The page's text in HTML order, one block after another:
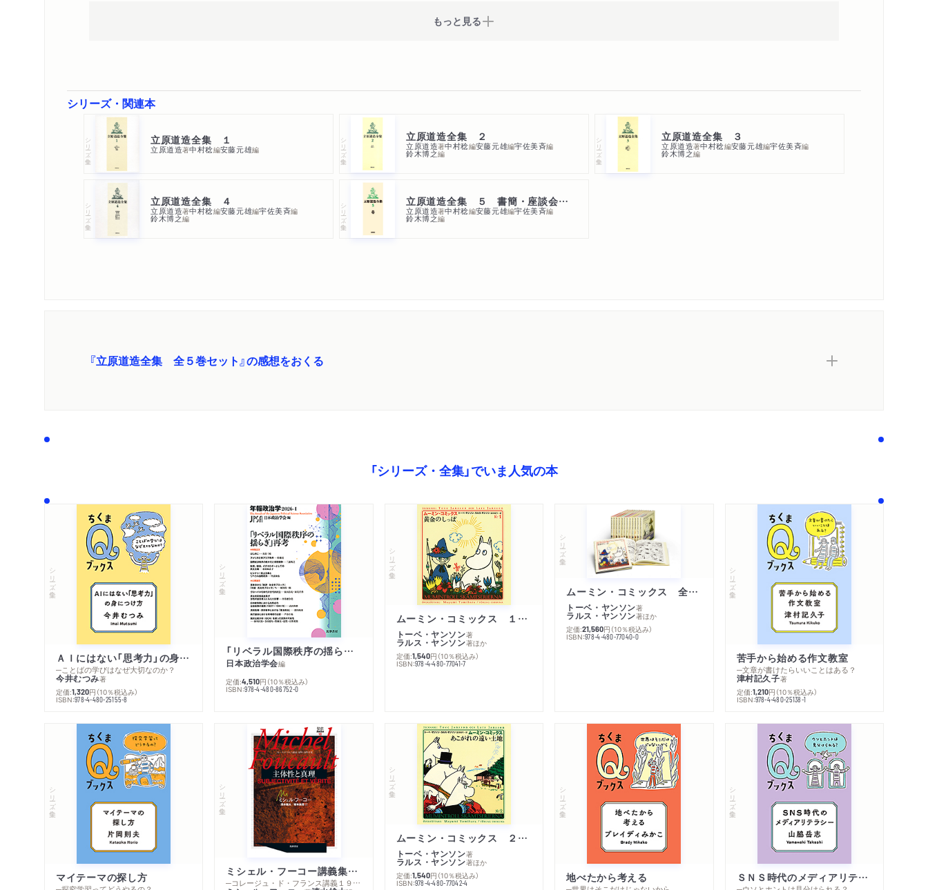
もっと見る
シリーズ・関連本
シリーズ・全集 立原道造全集 １
立原道造著中村稔編安藤元雄編 シリーズ・全集 立原道造全集 ２
立原道造著中村稔編安藤元雄編宇佐美斉編
鈴木博之編 シリーズ・全集 立原道造全集 ３
立原道造著中村稔編安藤元雄編宇佐美斉編
鈴木博之編
シリーズ・全集 立原道造全集 ４
立原道造著中村稔編安藤元雄編宇佐美斉編
鈴木博之編 シリーズ・全集 立原道造全集 ５ 書簡・座談会・年譜
立原道造著中村稔編安藤元雄編宇佐美斉編
鈴木博之編
『立原道造全集 全５巻セット』の感想をおくる
「シリーズ・全集」でいま人気の本
シリーズ・全集
ＡＩにはない「思考力」の身につけ方
─ことばの学びはなぜ大切なのか？
今井むつみ著
定価:1,320円 （10％税込み）
ISBN:978-4-480-25155-8
シリーズ・全集
「リベラル国際秩序の揺らぎ」再考 年報政治学２０２６‐Ⅰ
日本政治学会編
定価:4,510円 （10％税込み）
ISBN:978-4-480-86752-0
シリーズ・全集
ムーミン・コミックス １ 黄金のしっぽ
トーベ・ヤンソン著
ラルス・ヤンソン著ほか
定価:1,540円 （10％税込み）
ISBN:978-4-480-77041-7
シリーズ・全集
ムーミン・コミックス 全１４巻セット
トーベ・ヤンソン著
ラルス・ヤンソン著ほか
定価:21,560円 （10％税込み）
ISBN:978-4-480-77040-0
シリーズ・全集
苦手から始める作文教室
─文章が書けたらいいことはある？
津村記久子著
定価:1,210円 （10％税込み）
ISBN:978-4-480-25138-1
シリーズ・全集
マイテーマの探し方
シリーズ・全集
ミシェル・フーコー講義集成１０ 主体性と真理
─コレージュ・ド・フランス講義１９８０－１９８１年度
シリーズ・全集
ムーミン・コミックス ２ あこがれの遠い土地
トーベ・ヤンソン著
ラルス・ヤンソン著ほか
定価:1,540円 （10％税込み）
ISBN:978-4-480-77042-4
シリーズ・全集
地べたから考える
シリーズ・全集
ＳＮＳ時代のメディアリテラシー